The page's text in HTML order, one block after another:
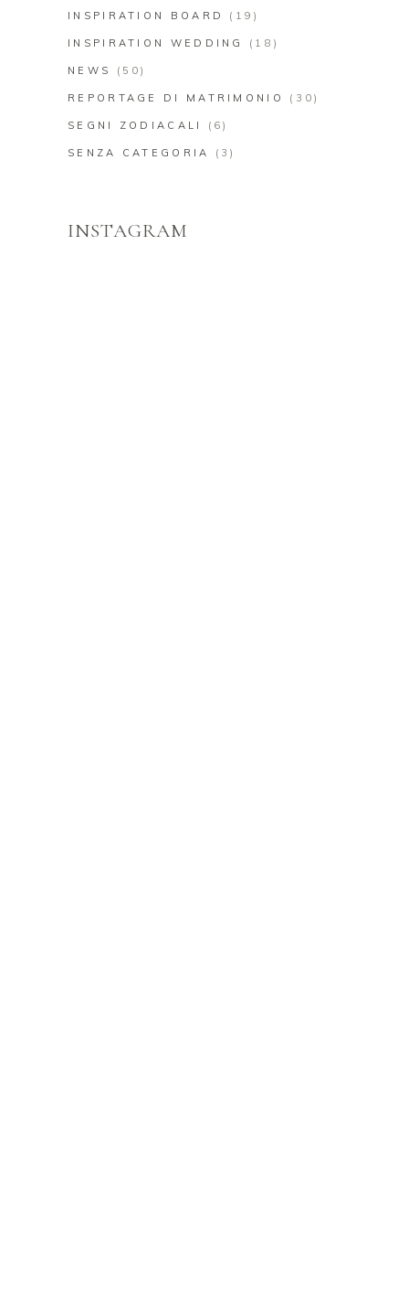
INSPIRATION BOARD (19)
INSPIRATION WEDDING (18)
NEWS (50)
REPORTAGE DI MATRIMONIO (30)
SEGNI ZODIACALI (6)
SENZA CATEGORIA (3)
INSTAGRAM